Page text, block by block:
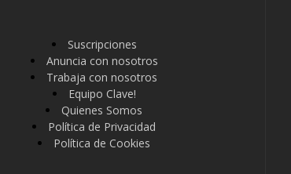
Suscripciones
Anuncia con nosotros
Trabaja con nosotros
Equipo Clave!
Quienes Somos
Política de Privacidad
Política de Cookies